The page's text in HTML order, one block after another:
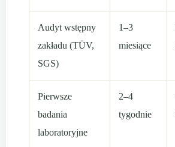
Audyt wstępny
zakładu (TÜV,
SGS)
1–3
miesiące
Pierwsze
badania
laboratoryjne
2–4
tygodnie